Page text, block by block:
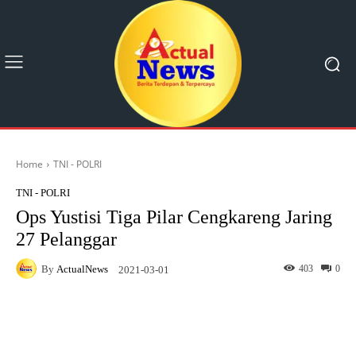
Home TNI - POLRI
TNI - POLRI
Ops Yustisi Tiga Pilar Cengkareng Jaring
27 Pelanggar
By ActualNews 2021-03-01 0
403